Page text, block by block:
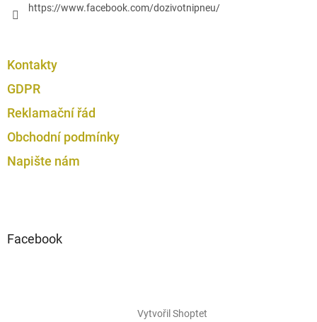
https://www.facebook.com/dozivotnipneu/
Kontakty
GDPR
Reklamační řád
Obchodní podmínky
Napište nám
Facebook
Vytvořil Shoptet